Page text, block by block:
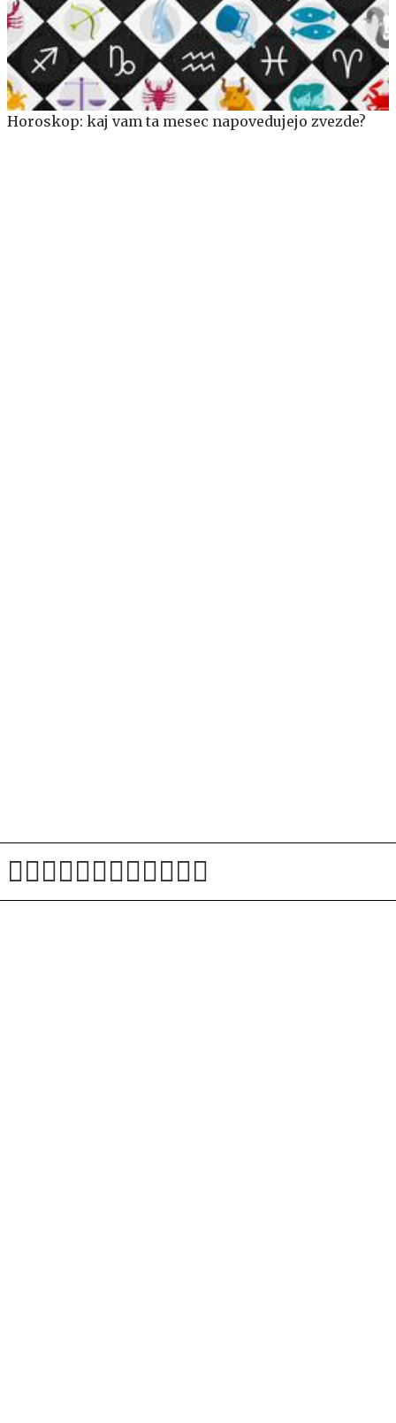
Horoskop: kaj vam ta mesec napovedujejo zvezde?